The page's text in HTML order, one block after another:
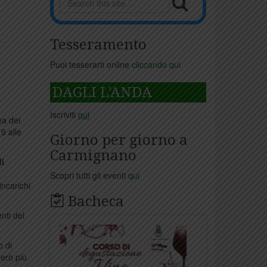
dei
alle
del
di
più
Tesseramento
Puoi tesserarti online cliccando qui
DAGLI L'ANDA
Iscriviti qui
Giorno per giorno a
Carmignano
Scopri tutti gli eventi qui
Bacheca